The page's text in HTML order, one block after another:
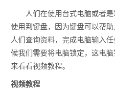
人们在使用台式电脑或者是
使用到键盘，因为键盘可以帮
人们查询资料，完成电脑输入
候我们需要将电脑锁定，这电
来看看视频教程。
视频教程